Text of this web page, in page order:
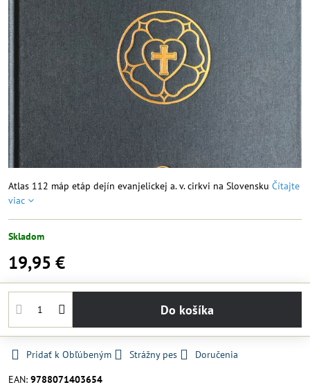
Atlas 112 máp etáp dejín evanjelickej a. v. cirkvi na Slovensku Čítajte
viac
Skladom
19,95 €
Do košíka
Pridať k Obľúbeným Strážny pes
Doručenia
EAN: 9788071403654